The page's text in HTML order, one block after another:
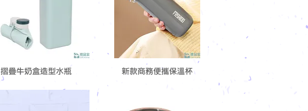
摺疊牛奶盒造型水瓶 新款商務便攜保溫杯